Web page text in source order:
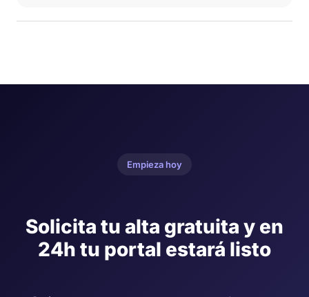
Empieza hoy
Solicita tu alta gratuita y en
24h tu portal estará listo